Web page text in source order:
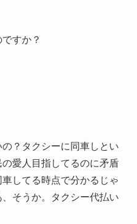
すか？
？タクシーに同車しとい
愛人目指してるのに矛盾
してる時点で分かるじゃ
そうか。タクシー代払い